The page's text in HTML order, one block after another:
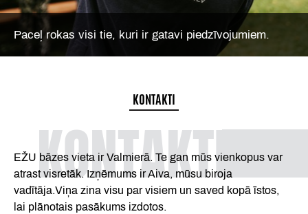
Paceļ rokas visi tie, kuri ir gatavi piedzīvojumiem.
KONTAKTI
KONTAKTI
EŽU bāzes vieta ir Valmierā. Te gan mūs vienkopus var
atrast visretāk. Izņēmums ir Aiva, mūsu biroja
vadītāja.Viņa zina visu par visiem un saved kopā īstos,
lai plānotais pasākums izdotos.